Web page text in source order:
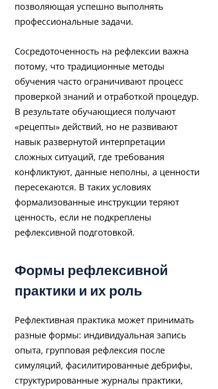
позволяющая успешно выполнять
профессиональные задачи.
Сосредоточенность на рефлексии важна
потому, что традиционные методы
обучения часто ограничивают процесс
проверкой знаний и отработкой процедур.
В результате обучающиеся получают
«рецепты» действий, но не развивают
навык развернутой интерпретации
сложных ситуаций, где требования
конфликтуют, данные неполны, а ценности
пересекаются. В таких условиях
формализованные инструкции теряют
ценность, если не подкреплены
рефлексивной подготовкой.
Формы рефлексивной
практики и их роль
Рефлективная практика может принимать
разные формы: индивидуальная запись
опыта, групповая рефлексия после
симуляций, фасилитированные дебрифы,
структурированные журналы практики,